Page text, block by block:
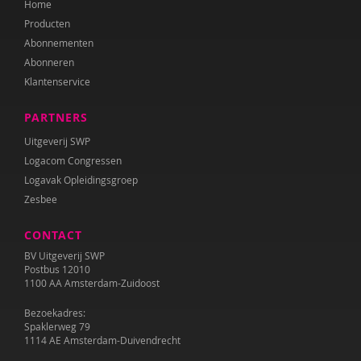
Katrien Brys
Ed Buitenhek
Wouter Bulckaert
Leen Dom
Edith van Eck
Sonja Ehlers
Tirtsa Ehrlich
Belinda Fallaux
Naomie Geens
Home
Producten
Abonnementen
Abonneren
Klantenservice
PARTNERS
Uitgeverij SWP
Logacom Congressen
Logavak Opleidingsgroep
Zesbee
CONTACT
BV Uitgeverij SWP
Postbus 12010
1100 AA Amsterdam-Zuidoost
Bezoekadres:
Spaklerweg 79
1114 AE Amsterdam-Duivendrecht